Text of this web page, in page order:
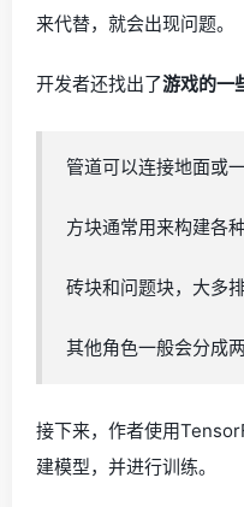
来代替，就会出现问题。
开发者还找出了游戏的一
管道可以连接地面或
方块通常用来构建各
砖块和问题块，大多
其他角色一般会分成两
接下来，作者使用
建模型，并进行训练。